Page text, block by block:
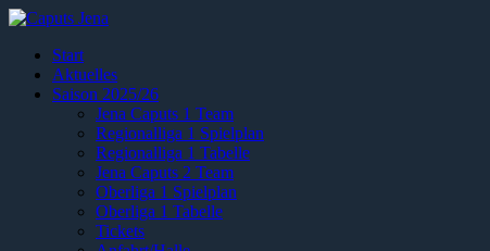
Start
Aktuelles
Saison 2025/26
Jena Caputs 1 Team
Regionalliga 1 Spielplan
Regionalliga 1 Tabelle
Jena Caputs 2 Team
Oberliga 1 Spielplan
Oberliga 1 Tabelle
Tickets